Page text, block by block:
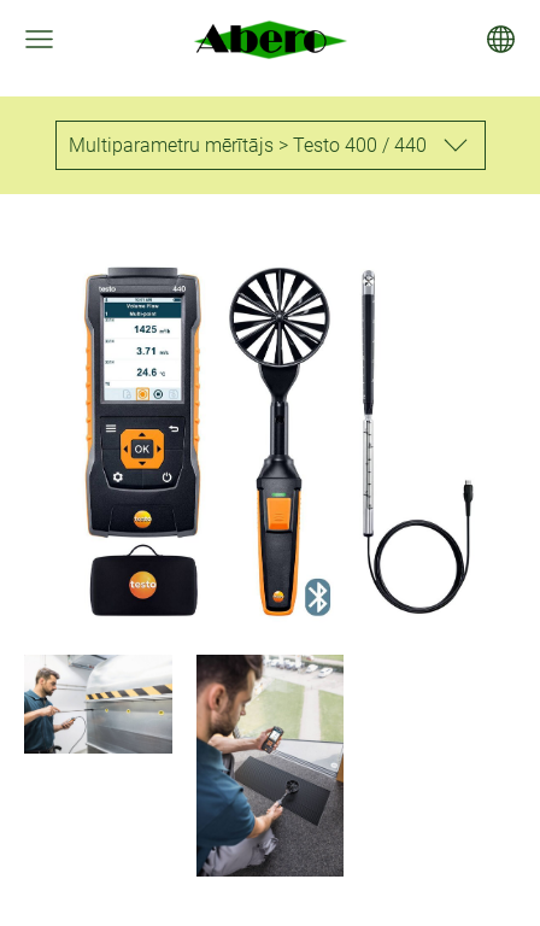
Multiparametru mērītājs > Testo 400 / 440